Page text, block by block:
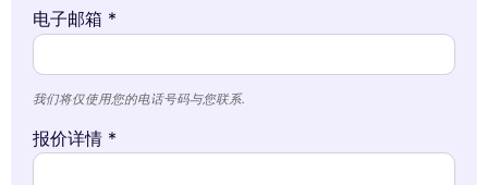
电子邮箱 *
我们将仅使用您的电话号码与您联系.
报价详情 *